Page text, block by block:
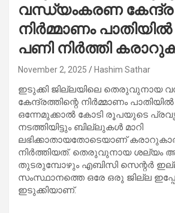
വന്ധ്യംകരണ കേന്ദ്ര
നിർമ്മാണം പാതിയിൽ
പണി നിർത്തി
November 2, 2025 Hashim Sathar
ഇടുക്കി ജില്ലയിലെ തെരുവുനായ
കേന്ദ്രത്തിന്റെ നിർമ്മാണം പാതിയിൽ
ഒന്നേമുക്കാൽ കോടി രൂപയുടെ
നടത്തിയിട്ടും ബില്ലുകൾ മാറി
ലഭിക്കാതായതോടെയാണ്
നിർത്തിയത്. തെരുവുനായ ശല്യം
തുടരുമ്പോഴും എബിസി സെന്റർ
സംസ്ഥാനത്തെ ഒരേ ഒരു ജില്ല
ഇടുക്കിയാണ്.